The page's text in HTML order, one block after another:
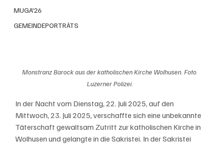
MUGA'26
GEMEINDEPORTRÄTS
Monstranz Barock aus der katholischen Kirche Wolhusen. Foto
Luzerner Polizei.
In der Nacht vom Dienstag, 22. Juli 2025, auf den
Mittwoch, 23. Juli 2025, verschaffte sich eine unbekannte
Täterschaft gewaltsam Zutritt zur katholischen Kirche in
Wolhusen und gelangte in die Sakristei. In der Sakristei